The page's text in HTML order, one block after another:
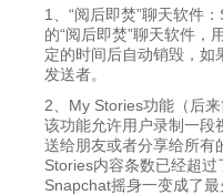
1、“阅后即焚”聊天软件
的“阅后即焚”聊天软件，
定的时间后自动销毁，如
发送者。
2、My Stories功能（后
该功能允许用户录制一段
送给朋友或者分享给所有
Stories内容条数已经超
Snapchat摇身一变成了最